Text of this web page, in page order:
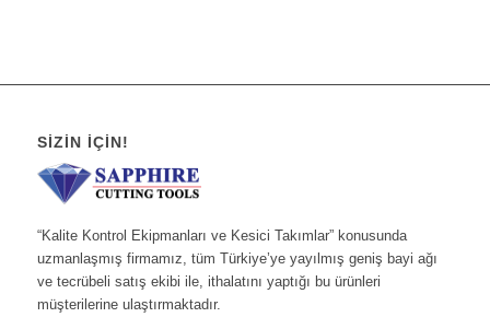
SIZIN İÇIN!
“Kalite Kontrol Ekipmanları ve Kesici Takımlar” konusunda
uzmanlaşmış firmamız, tüm Türkiye’ye yayılmış geniş bayi ağı
ve tecrübeli satış ekibi ile, ithalatını yaptığı bu ürünleri
müşterilerine ulaştırmaktadır.